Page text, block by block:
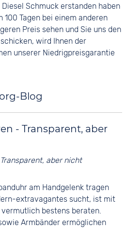
Schmuck erstanden haben
100 Tagen bei einem anderen
Preis sehen und Sie uns den
wird Ihnen der
unserer Niedrigpreisgarantie
Blog
- Transparent, aber
am Handgelenk tragen
extravagantes sucht, ist mit
bestens beraten.
Armbänder ermöglichen